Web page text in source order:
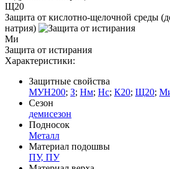
Щ20
Защита от кислотно-щелочной среды
натрия)
Ми
Защита от истирания
Характеристики:
Защитные свойства
МУН200; З; Нм; Нс; К20; Щ20;
Сезон
демисезон
Подносок
Металл
Материал подошвы
ПУ, ПУ